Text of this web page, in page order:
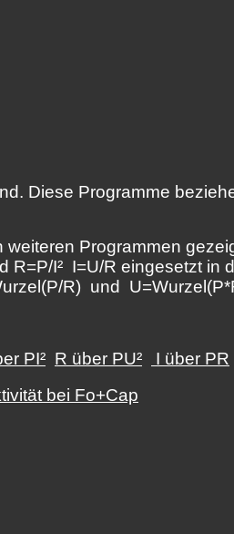
Diese Programme
Programmen
R=P/I² I=U/R eingesetzt
R) und
PI² R über PU² I über PR
bei Fo+Cap